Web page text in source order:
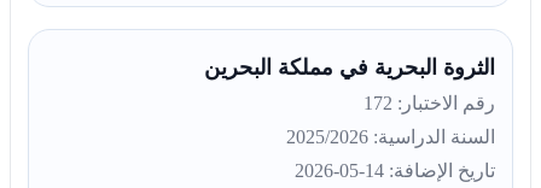
الثروة البحرية في مملكة البحرين
رقم الاختبار: 172
السنة الدراسية: 2025/2026
تاريخ الإضافة: 14-05-2026